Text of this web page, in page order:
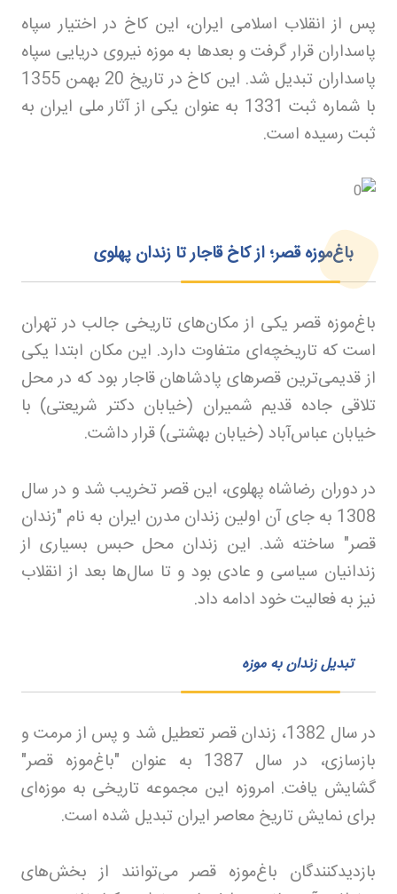
پس از انقلاب اسلامی ایران، این کاخ در اختیار سپاه
پاسداران قرار گرفت و بعدها به موزه نیروی دریایی سپاه
پاسداران تبدیل شد. این کاخ در تاریخ 20 بهمن 1355
با شماره ثبت 1331 به عنوان یکی از آثار ملی ایران به
ثبت رسیده است.
باغ‌موزه قصر؛ از کاخ قاجار تا زندان پهلوی
باغ‌موزه قصر یکی از مکان‌های تاریخی جالب در تهران
است که تاریخچه‌ای متفاوت دارد. این مکان ابتدا یکی
از قدیمی‌ترین قصرهای پادشاهان قاجار بود که در محل
تلاقی جاده قدیم شمیران (خیابان دکتر شریعتی) با
خیابان عباس‌آباد (خیابان بهشتی) قرار داشت.
در دوران رضاشاه پهلوی، این قصر تخریب شد و در سال
1308 به جای آن اولین زندان مدرن ایران به نام "زندان
قصر" ساخته شد. این زندان محل حبس بسیاری از
زندانیان سیاسی و عادی بود و تا سال‌ها بعد از انقلاب
نیز به فعالیت خود ادامه داد.
تبدیل زندان به موزه
در سال 1382، زندان قصر تعطیل شد و پس از مرمت و
بازسازی، در سال 1387 به عنوان "باغ‌موزه قصر"
گشایش یافت. امروزه این مجموعه تاریخی به موزه‌ای
برای نمایش تاریخ معاصر ایران تبدیل شده است.
بازدیدکنندگان باغ‌موزه قصر می‌توانند از بخش‌های